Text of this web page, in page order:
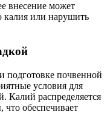
внесение может
калия или нарушить
подготовке почвенной
условия для
Калий распределяется
обеспечивает